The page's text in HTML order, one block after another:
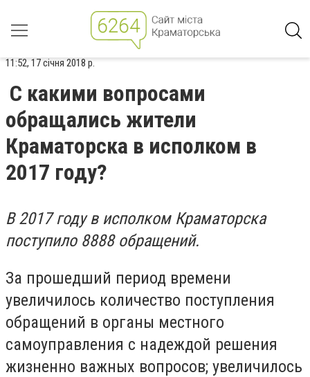
11:52, 17 січня 2018 р.
С какими вопросами
обращались жители
Краматорска в исполком в
2017 году?
В 2017 году в исполком Краматорска
поступило 8888 обращений.
За прошедший период времени
увеличилось количество поступления
обращений в органы местного
самоуправления с надеждой решения
жизненно важных вопросов; увеличилось